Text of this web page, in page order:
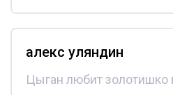
алекс уляндин
Цыган любит золотишко